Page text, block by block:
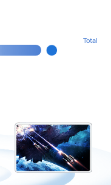
Total